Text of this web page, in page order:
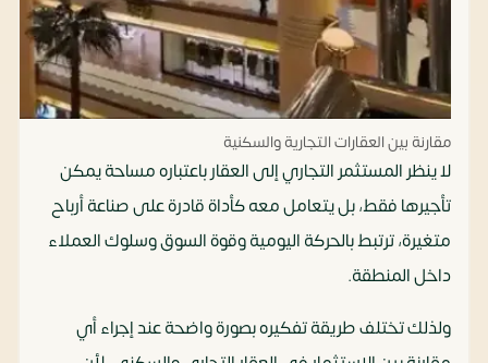
مقارنة بين العقارات التجارية والسكنية
لا ينظر المستثمر التجاري إلى العقار باعتباره مساحة يمكن
تأجيرها فقط، بل يتعامل معه كأداة قادرة على صناعة أرباح
متغيرة، ترتبط بالحركة اليومية وقوة السوق وسلوك العملاء
داخل المنطقة.
ولذلك تختلف طريقة تفكيره بصورة واضحة عند إجراء أي